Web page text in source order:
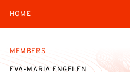
HOME
MEMBERS
EVA-MARIA ENGELEN